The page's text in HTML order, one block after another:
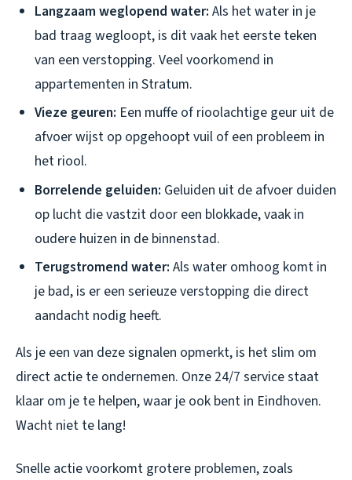
Langzaam weglopend water: Als het water in je
bad traag wegloopt, is dit vaak het eerste teken
van een verstopping. Veel voorkomend in
appartementen in Stratum.
Vieze geuren: Een muffe of rioolachtige geur uit de
afvoer wijst op opgehoopt vuil of een probleem in
het riool.
Borrelende geluiden: Geluiden uit de afvoer duiden
op lucht die vastzit door een blokkade, vaak in
oudere huizen in de binnenstad.
Terugstromend water: Als water omhoog komt in
je bad, is er een serieuze verstopping die direct
aandacht nodig heeft.
Als je een van deze signalen opmerkt, is het slim om
direct actie te ondernemen. Onze 24/7 service staat
klaar om je te helpen, waar je ook bent in Eindhoven.
Wacht niet te lang!
Snelle actie voorkomt grotere problemen, zoals